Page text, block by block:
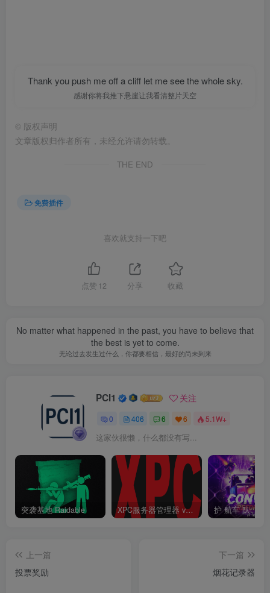
Thank you push me off a cliff let me see the whole sky.
感谢你将我推下悬崖让我看清整片天空
© 版权声明
文章版权归作者所有，未经允许请勿转载。
THE END
免费插件
喜欢就支持一下吧
点赞 12 分享 收藏
No matter what happened in the past, you have to believe that
the best is yet to come.
无论过去发生过什么，你都要相信，最好的尚未到来
PCI1 关注
0 406 6 6 5.1W+
这家伙很懒，什么都没有写...
突袭基地 Raidable XPC服务器管理器 v3.6.6.6 终结版 Rust 一键开服工具 护 航车 队
上一篇
投票奖励
下一篇
烟花记录器